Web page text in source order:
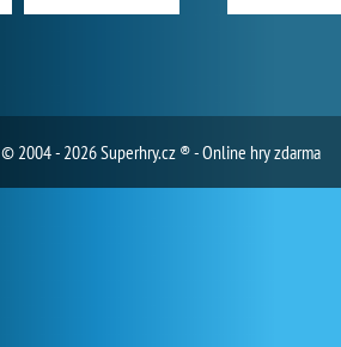
© 2004 - 2026 Superhry.cz ® - Online hry zdarma